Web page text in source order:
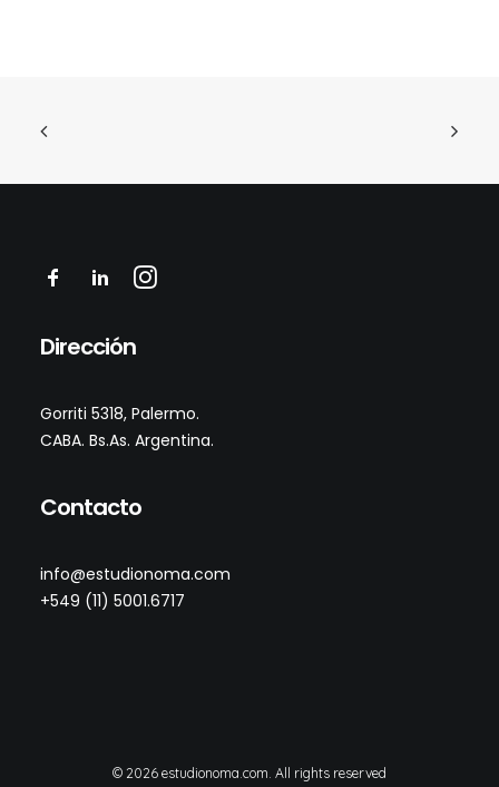
Dirección
Gorriti 5318, Palermo.
CABA. Bs.As. Argentina.
Contacto
info@estudionoma.com
+549 (11) 5001.6717
© 2026 estudionoma.com. All rights reserved